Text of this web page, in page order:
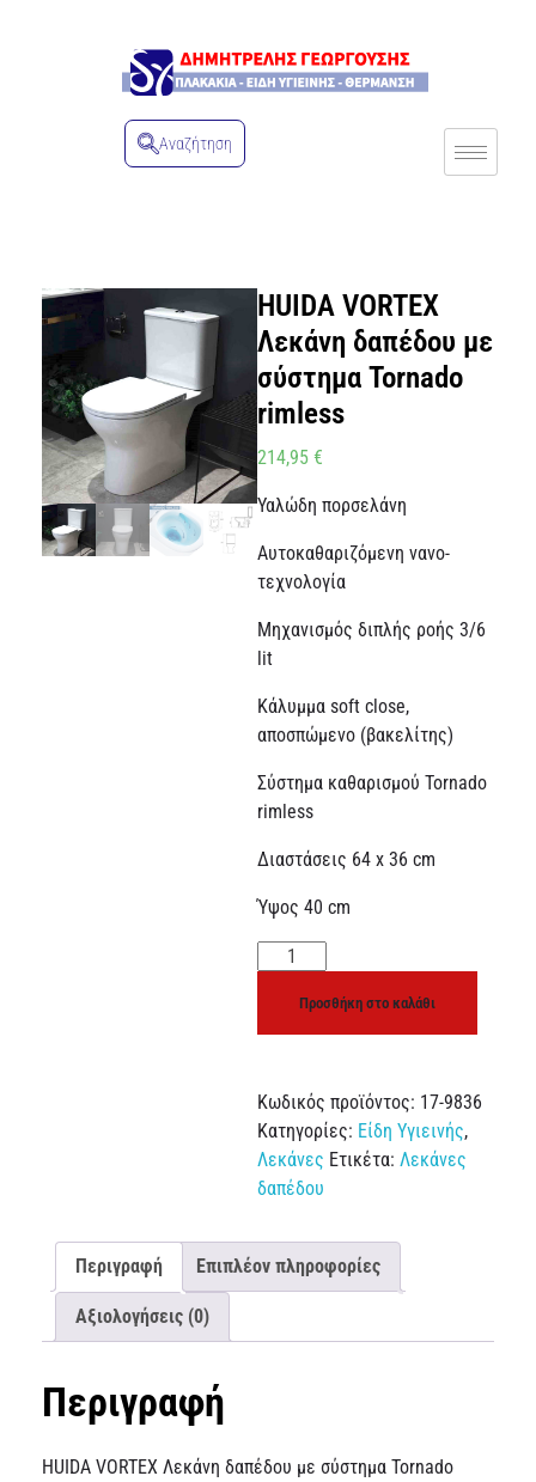
Αναζήτηση
HUIDA VORTEX
Λεκάνη δαπέδου με
σύστημα Tornado
rimless
214,95 €
Υαλώδη πορσελάνη
Αυτοκαθαριζόμενη νανο-
τεχνολογία
Μηχανισμός διπλής ροής 3/6
lit
Κάλυμμα soft close,
αποσπώμενο (βακελίτης)
Σύστημα καθαρισμού Tornado
rimless
Διαστάσεις 64 x 36 cm
Ύψος 40 cm
Προσθήκη στο καλάθι
Κωδικός προϊόντος: 17-9836
Κατηγορίες: Είδη Υγιεινής,
Λεκάνες Ετικέτα: Λεκάνες
δαπέδου
Περιγραφή Επιπλέον πληροφορίες
Αξιολογήσεις (0)
Περιγραφή
HUIDA VORTEX Λεκάνη δαπέδου με σύστημα Tornado